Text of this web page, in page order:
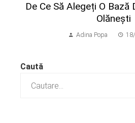
De Ce Să Alegeți O
Olănești
Adina Popa
Caută